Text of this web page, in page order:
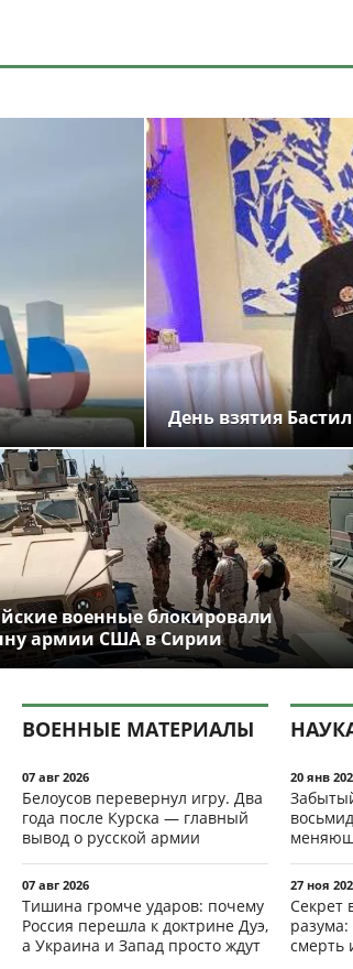
День взятия
военные блокировали
армии США в Сирии
ВОЕННЫЕ МАТЕРИАЛЫ
07 авг 2026
Белоусов перевернул игру. Два
года после Курска — главный
вывод о русской армии
07 авг 2026
Тишина громче ударов: почему
Россия перешла к доктрине Дуэ,
а Украина и Запад просто ждут
20 янв
27 ноя
Секрет
смерть